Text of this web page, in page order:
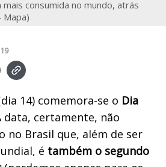
consumida no mundo, atrás
Mapa)
14) comemora-se o Dia
data, certamente, não
no Brasil que, além de ser
é também o segundo